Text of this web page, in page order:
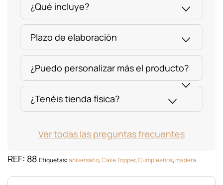
¿Qué incluye?
Plazo de elaboración
¿Puedo personalizar más el producto?
¿Tenéis tienda física?
Ver todas las preguntas frecuentes
REF: 88 Etiquetas:aniversario,Cake Topper,Cumpleaños,madera